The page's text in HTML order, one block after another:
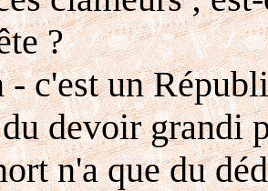
?
- c'est un
devoir grandi
n'a que du